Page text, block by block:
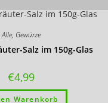
Alle, Gewürze
Salz im 150g-Glas
€4,99
Warenkorb